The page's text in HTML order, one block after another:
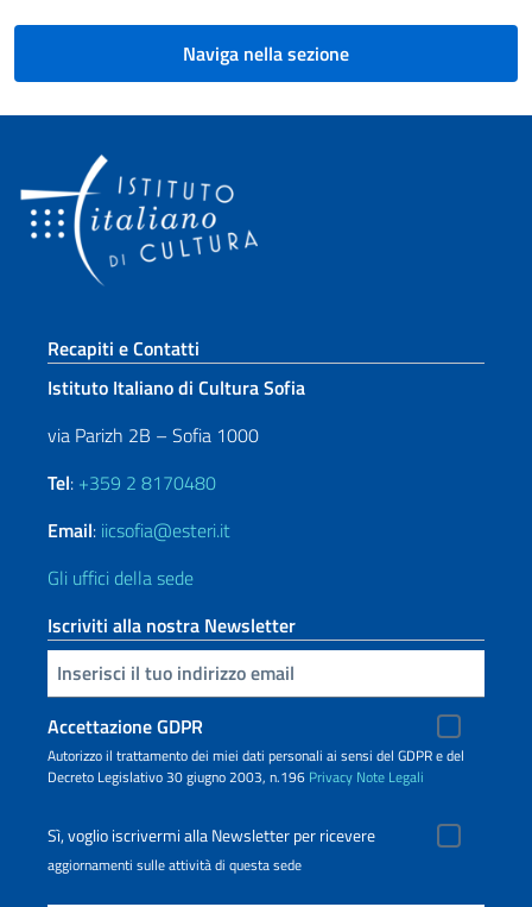
Naviga nella sezione
Sezione footer
Recapiti e Contatti
Istituto Italiano di Cultura Sofia
via Parizh 2B – Sofia 1000
Tel: +359 2 8170480
Email: iicsofia@esteri.it
Gli uffici della sede
Iscriviti alla nostra Newsletter
Inserisci la tua email
Accettazione GDPR
Autorizzo il trattamento dei miei dati personali ai sensi del GDPR e del
Decreto Legislativo 30 giugno 2003, n.196 Privacy Note Legali
Sì, voglio iscrivermi alla Newsletter per ricevere
aggiornamenti sulle attività di questa sede